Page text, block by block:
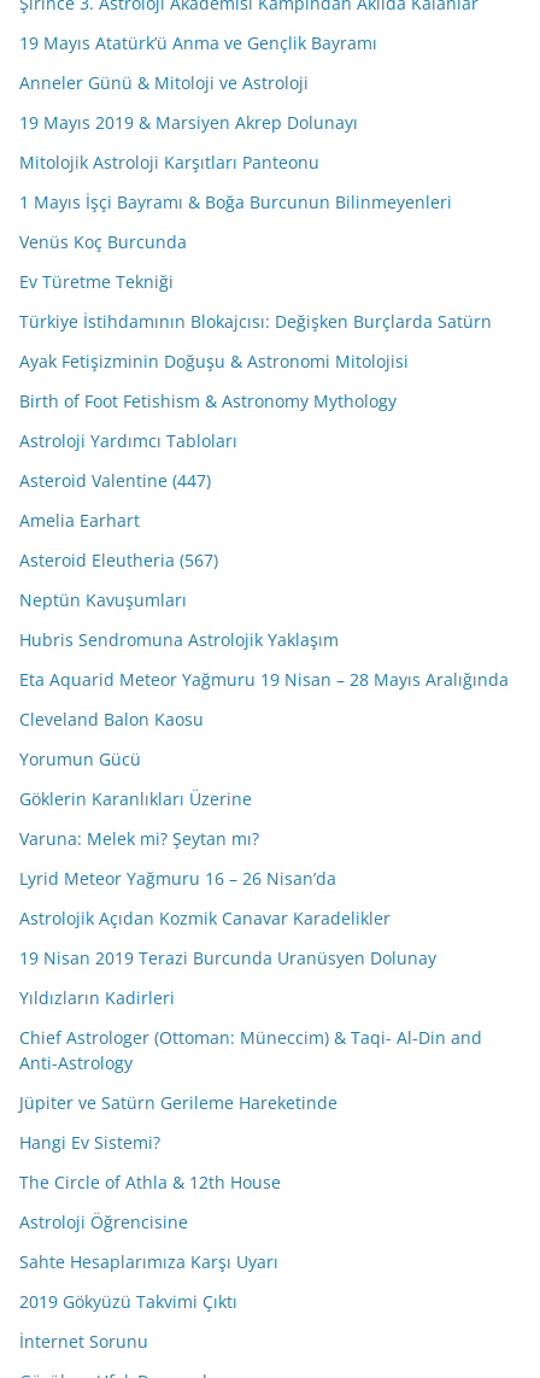
19 Mayıs Atatürk’ü Anma ve Gençlik Bayramı
Anneler Günü & Mitoloji ve Astroloji
19 Mayıs 2019 & Marsiyen Akrep Dolunayı
Mitolojik Astroloji Karşıtları Panteonu
1 Mayıs İşçi Bayramı & Boğa Burcunun Bilinmeyenleri
Venüs Koç Burcunda
Ev Türetme Tekniği
Türkiye İstihdamının Blokajcısı: Değişken Burçlarda Satürn
Ayak Fetişizminin Doğuşu & Astronomi Mitolojisi
Birth of Foot Fetishism & Astronomy Mythology
Astroloji Yardımcı Tabloları
Asteroid Valentine (447)
Amelia Earhart
Asteroid Eleutheria (567)
Neptün Kavuşumları
Hubris Sendromuna Astrolojik Yaklaşım
Eta Aquarid Meteor Yağmuru 19 Nisan – 28 Mayıs Aralığında
Cleveland Balon Kaosu
Yorumun Gücü
Göklerin Karanlıkları Üzerine
Varuna: Melek mi? Şeytan mı?
Lyrid Meteor Yağmuru 16 – 26 Nisan’da
Astrolojik Açıdan Kozmik Canavar Karadelikler
19 Nisan 2019 Terazi Burcunda Uranüsyen Dolunay
Yıldızların Kadirleri
Chief Astrologer (Ottoman: Müneccim) & Taqi- Al-Din and
Anti-Astrology
Jüpiter ve Satürn Gerileme Hareketinde
Hangi Ev Sistemi?
The Circle of Athla & 12th House
Astroloji Öğrencisine
Sahte Hesaplarımıza Karşı Uyarı
2019 Gökyüzü Takvimi Çıktı
İnternet Sorunu